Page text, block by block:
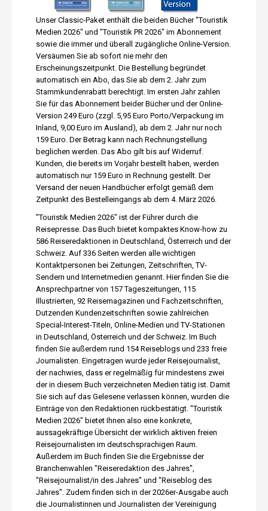
Unser Classic-Paket enthält die beiden Bücher "Touristik
Medien 2026" und "Touristik PR 2026" im Abonnement
sowie die immer und überall zugängliche Online-Version.
Versäumen Sie ab sofort nie mehr den
Erscheinungszeitpunkt. Die Bestellung begründet
automatisch ein Abo, das Sie ab dem 2. Jahr zum
Stammkundenrabatt berechtigt. Im ersten Jahr zahlen
Sie für das Abonnement beider Bücher und der Online-
Version 249 Euro (zzgl. 5,95 Euro Porto/Verpackung im
Inland, 9,00 Euro im Ausland), ab dem 2. Jahr nur noch
159 Euro. Der Betrag kann nach Rechnungstellung
beglichen werden. Das Abo gilt bis auf Widerruf.
Kunden, die bereits im Vorjahr bestellt haben, werden
automatisch nur 159 Euro in Rechnung gestellt. Der
Versand der neuen Handbücher erfolgt gemäß dem
Zeitpunkt des Bestelleingangs ab dem 4. März 2026.
"Touristik Medien 2026" ist der Führer durch die
Reisepresse. Das Buch bietet kompaktes Know-how zu
586 Reiseredaktionen in Deutschland, Österreich und der
Schweiz. Auf 336 Seiten werden alle wichtigen
Kontaktpersonen bei Zeitungen, Zeitschriften, TV-
Sendern und Internetmedien genannt. Hier finden Sie die
Ansprechpartner von 157 Tageszeitungen, 115
Illustrierten, 92 Reisemagazinen und Fachzeitschriften,
Dutzenden Kundenzeitschriften sowie zahlreichen
Special-Interest-Titeln, Online-Medien und TV-Stationen
in Deutschland, Österreich und der Schweiz. Im Buch
finden Sie außerdem rund 154 Reiseblogs und 233 freie
Journalisten. Eingetragen wurde jeder Reisejournalist,
der nachwies, dass er regelmäßig für mindestens zwei
der in diesem Buch verzeichneten Medien tätig ist. Damit
Sie sich auf das Gelesene verlassen können, wurden die
Einträge von den Redaktionen rückbestätigt. "Touristik
Medien 2026" bietet Ihnen also eine konkrete,
aussagekräftige Übersicht der wirklich aktiven freien
Reisejournalisten im deutschsprachigen Raum.
Außerdem im Buch finden Sie die Ergebnisse der
Branchenwahlen "Reiseredaktion des Jahres",
"Reisejournalist/in des Jahres" und "Reiseblog des
Jahres". Zudem finden sich in der 2026er-Ausgabe auch
die Journalistinnen und Journalisten der Vereinigung